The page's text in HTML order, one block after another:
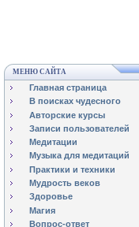
МЕНЮ САЙТА
Главная страница
В поисках чудесного
Авторские курсы
Записи пользователей
Медитации
Музыка для медитаций
Практики и техники
Мудрость веков
Здоровье
Магия
Вопрос-ответ